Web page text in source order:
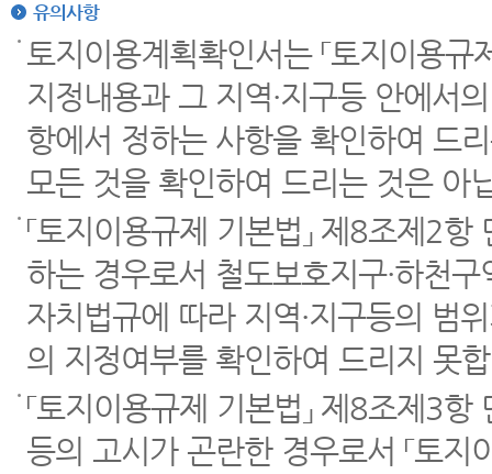
유의사항
토지이용계획확인서는 「토지이용
지정내용과 그 지역·지구등 안에서
항에서 정하는 사항을 확인하여 드
모든 것을 확인하여 드리는 것은 아
「토지이용규제 기본법」 제8조제2
하는 경우로서 철도보호지구·하천
자치법규에 따라 지역·지구등의 범
의 지정여부를 확인하여 드리지 못
「토지이용규제 기본법」 제8조제3
등의 고시가 곤란한 경우로서 「토